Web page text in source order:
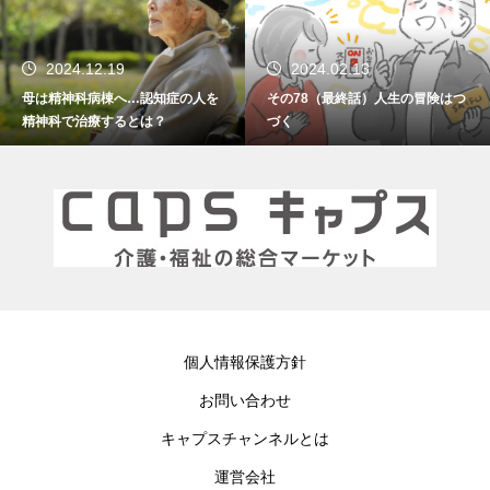
症の人を
2024.02.13
その78（最終話）人生の冒険はつ
づく
2024.01.15
その77 振り返れば笑
個人情報保護方針
お問い合わせ
キャプスチャンネルとは
運営会社